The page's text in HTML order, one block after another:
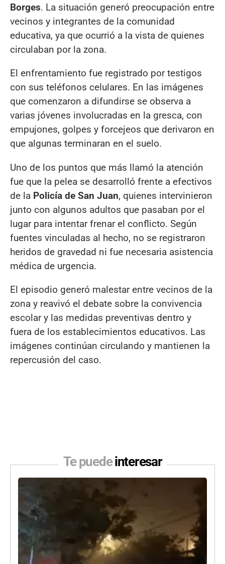
Borges. La situación generó preocupación entre
vecinos y integrantes de la comunidad
educativa, ya que ocurrió a la vista de quienes
circulaban por la zona.
El enfrentamiento fue registrado por testigos
con sus teléfonos celulares. En las imágenes
que comenzaron a difundirse se observa a
varias jóvenes involucradas en la gresca, con
empujones, golpes y forcejeos que derivaron en
que algunas terminaran en el suelo.
Uno de los puntos que más llamó la atención
fue que la pelea se desarrolló frente a efectivos
de la Policía de San Juan, quienes intervinieron
junto con algunos adultos que pasaban por el
lugar para intentar frenar el conflicto. Según
fuentes vinculadas al hecho, no se registraron
heridos de gravedad ni fue necesaria asistencia
médica de urgencia.
El episodio generó malestar entre vecinos de la
zona y reavivó el debate sobre la convivencia
escolar y las medidas preventivas dentro y
fuera de los establecimientos educativos. Las
imágenes continúan circulando y mantienen la
repercusión del caso.
Te puedeinteresar